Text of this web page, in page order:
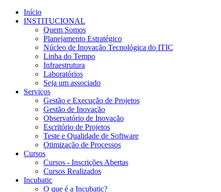
Início
INSTITUCIONAL
Quem Somos
Planejamento Estratégico
Núcleo de Inovação Tecnológica do ITIC
Linha do Tempo
Infraestrutura
Laboratórios
Seja um associado
Serviços
Gestão e Execução de Projetos
Gestão de Inovação
Observatório de Inovação
Escritório de Projetos
Teste e Qualidade de Software
Otimização de Processos
Cursos
Cursos - Inscrições Abertas
Cursos Realizados
Incubatic
O que é a Incubatic?